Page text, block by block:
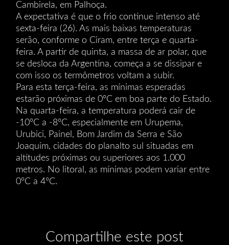
Cambirela, em Palhoça.
A expectativa é que o frio continue intenso até
sexta-feira (26). As mais baixas temperaturas
serão, conforme o Ciram, entre terça e quarta-
feira. A partir de quinta, a massa de ar polar, que
se desloca da Argentina, começa a se dissipar e
com isso os termômetros voltam a subir.
Para esta terça-feira, as mínimas esperadas
estarão próximas de 0ºC em boa parte do Estado.
Na quarta-feira, a temperatura poderá cair de
-10ºC a -8ºC, especialmente em Urupema,
Urubici, Painel, Bom Jardim da Serra e São
Joaquim, cidades do planalto sul situadas em
altitudes próximas ou superiores aos 1.000
metros. No litoral, as mínimas podem variar entre
0ºC a 4ºC.
Compartilhe este post